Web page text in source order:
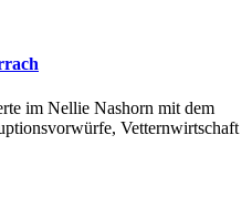
im Nellie Nashorn mit dem
Vetternwirtschaft